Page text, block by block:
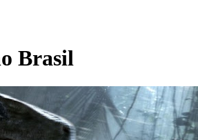
Brasil